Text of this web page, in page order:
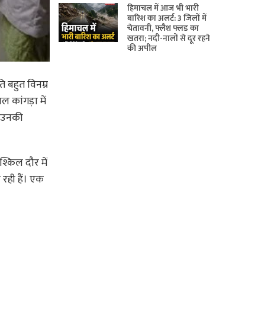
बहुत विनम्र
कांगड़ा में
दौर में
हैं। एक
हिमाचल में आज भी भारी
बारिश का अलर्ट: 3 जिलों में
चेतावनी, फ्लैश फ्लड का
खतरा; नदी-नालों से दूर रहने
की अपील